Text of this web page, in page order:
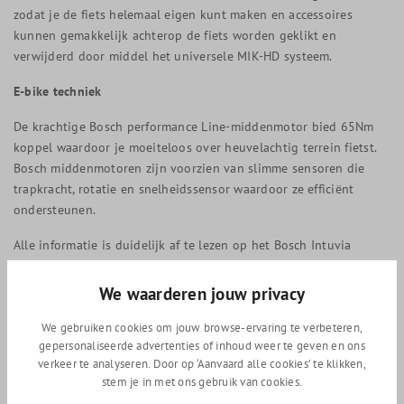
zodat je de fiets helemaal eigen kunt maken en accessoires
kunnen gemakkelijk achterop de fiets worden geklikt en
verwijderd door middel het universele MIK-HD systeem.
E-bike techniek
De krachtige Bosch performance Line-middenmotor bied 65Nm
koppel waardoor je moeiteloos over heuvelachtig terrein fietst.
Bosch middenmotoren zijn voorzien van slimme sensoren die
trapkracht, rotatie en snelheidssensor waardoor ze efficiënt
ondersteunen.
Alle informatie is duidelijk af te lezen op het Bosch Intuvia
middendisplay. Het intuvia display heeft duidelijke weergave van
snelheid. Verder kun je diverse informatie in beeld krijgen
waaronder de dagteller, totaalteller en gemiddeldes. Ook de
accustatus en huidige ondersteuningsstand kan op het display
afgelezen worden. Daarnaast wordt ook de verlichting van de
fiets via het display bedient.
We waarderen jouw privacy
We gebruiken cookies om jouw browse-ervaring te verbeteren,
gepersonaliseerde advertenties of inhoud weer te geven en ons
verkeer te analyseren. Door op ‘Aanvaard alle cookies’ te klikken,
stem je in met ons gebruik van cookies.